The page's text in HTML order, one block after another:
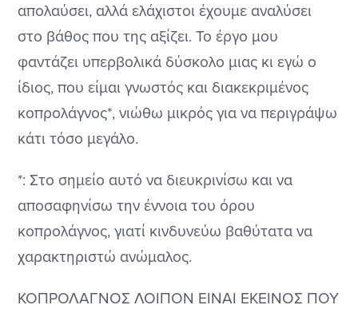
απολαύσει, αλλά ελάχιστοι έχουμε αναλύσει
στο βάθος που της αξίζει. Το έργο μου
φαντάζει υπερβολικά δύσκολο μιας κι εγώ ο
ίδιος, που είμαι γνωστός και διακεκριμένος
κοπρολάγνος*, νιώθω μικρός για να περιγράψω
κάτι τόσο μεγάλο.
*: Στο σημείο αυτό να διευκρινίσω και να
αποσαφηνίσω την έννοια του όρου
κοπρολάγνος, γιατί κινδυνεύω βαθύτατα να
χαρακτηριστώ ανώμαλος.
ΚΟΠΡΟΛΑΓΝΟΣ ΛΟΙΠΟΝ ΕΙΝΑΙ ΕΚΕΙΝΟΣ ΠΟΥ